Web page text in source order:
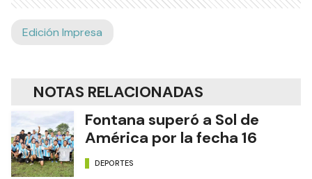
Edición Impresa
NOTAS RELACIONADAS
Fontana superó a Sol de
América por la fecha 16
DEPORTES